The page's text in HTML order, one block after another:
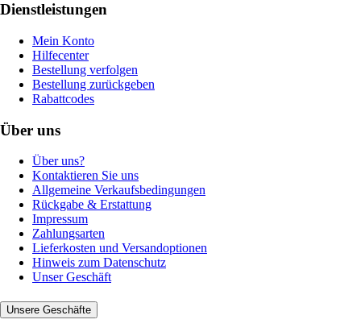
Dienstleistungen
Mein Konto
Hilfecenter
Bestellung verfolgen
Bestellung zurückgeben
Rabattcodes
Über uns
Über uns?
Kontaktieren Sie uns
Allgemeine Verkaufsbedingungen
Rückgabe & Erstattung
Impressum
Zahlungsarten
Lieferkosten und Versandoptionen
Hinweis zum Datenschutz
Unser Geschäft
Unsere Geschäfte